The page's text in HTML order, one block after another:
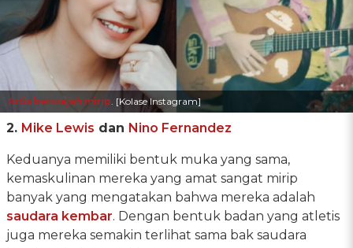
Artis berwajah mirip. [Kolase Instagram]
2. Mike Lewis dan Nino Fernandez
Keduanya memiliki bentuk muka yang sama,
kemaskulinan mereka yang amat sangat mirip
banyak yang mengatakan bahwa mereka adalah
saudara kembar. Dengan bentuk badan yang atletis
juga mereka semakin terlihat sama bak saudara